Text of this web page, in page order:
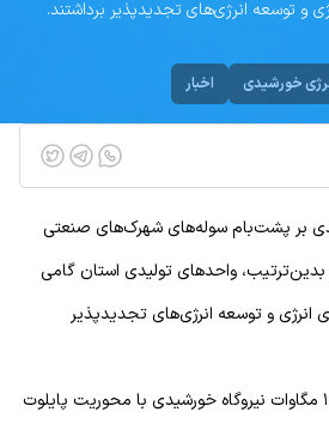
و توسعه انرژی‌های تجدیدپذیر برداشتند.
خورشیدی اخبار
بر پشت‌بام سوله‌های شهرک‌های صنعتی
واحدهای تولیدی استان گامی
انرژی و توسعه انرژی‌های تجدیدپذیر
با صدور این مجوز، اجرای ۱۱۰ مگاوات نیروگاه خورشیدی با محوریت پایلوت